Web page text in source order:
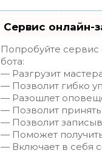
Сервис онлайн-
Попробуйте сервис
бота:
— Разгрузит
— Позволит гибко
— Разошлет
— Позволит принять
— Позволит
— Поможет
— Включает в себя